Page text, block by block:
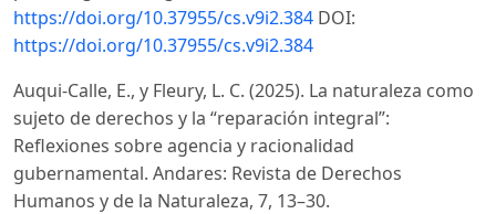
https://doi.org/10.37955/cs.v9i2.384 DOI:
https://doi.org/10.37955/cs.v9i2.384
Auqui-Calle, E., y Fleury, L. C. (2025). La naturaleza como
sujeto de derechos y la “reparación integral”:
Reflexiones sobre agencia y racionalidad
gubernamental. Andares: Revista de Derechos
Humanos y de la Naturaleza, 7, 13–30.